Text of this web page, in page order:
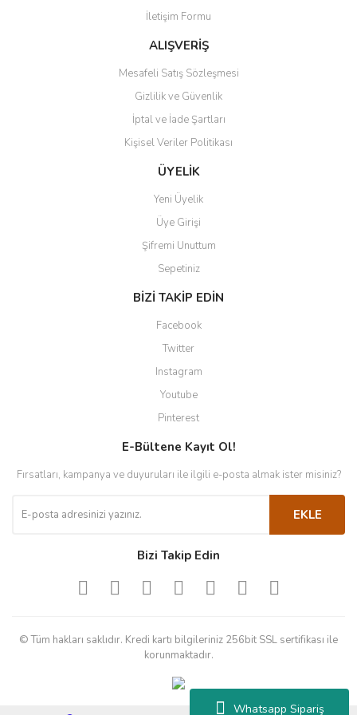
Whatsapp Sipariş
Ürün fiyatı diğer sitelerden daha pahalı.
Bu ürüne benzer farklı alternatifler olmalı.
Gönder
İletişim Formu
ALIŞVERİŞ
Mesafeli Satış Sözleşmesi
Gizlilik ve Güvenlik
İptal ve İade Şartları
Kişisel Veriler Politikası
ÜYELİK
Yeni Üyelik
Üye Girişi
Şifremi Unuttum
Sepetiniz
BİZİ TAKİP EDİN
Facebook
Twitter
Instagram
Youtube
Pinterest
E-Bültene Kayıt Ol!
Fırsatları, kampanya ve duyuruları ile ilgili e-posta almak ister misiniz?
EKLE
Bizi Takip Edin
© Tüm hakları saklıdır. Kredi kartı bilgileriniz 256bit SSL sertifikası ile
korunmaktadır.